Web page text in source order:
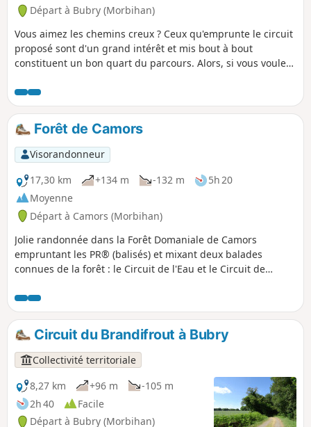
Départ à Bubry (Morbihan)
Vous aimez les chemins creux ? Ceux qu'emprunte le circuit
proposé sont d'un grand intérêt et mis bout à bout
constituent un bon quart du parcours. Alors, si vous voulez
prenez la direction de Bubry. Vous serez gâtés. La première
heure de marche est plutôt banale mais le reste du circuit
est assez exceptionnel.
Forêt de Camors
Visorandonneur
17,30 km
+134 m -132 m
5h 20
Moyenne
Départ à Camors (Morbihan)
Jolie randonnée dans la Forêt Domaniale de Camors
empruntant les PR® (balisés) et mixant deux balades
connues de la forêt : le Circuit de l'Eau et le Circuit de
idéale lors des fortes chaleurs. Profitez de ces multiples
petits plans d'eau, ruisseaux, fontaines, menhirs qui
décorent cette belle vallée des Korrigans !
Circuit du Brandifrout à Bubry
Collectivité territoriale
8,27 km
+96 m
-105 m
2h 40
Facile
Départ à Bubry (Morbihan)